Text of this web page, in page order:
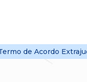
de Acordo